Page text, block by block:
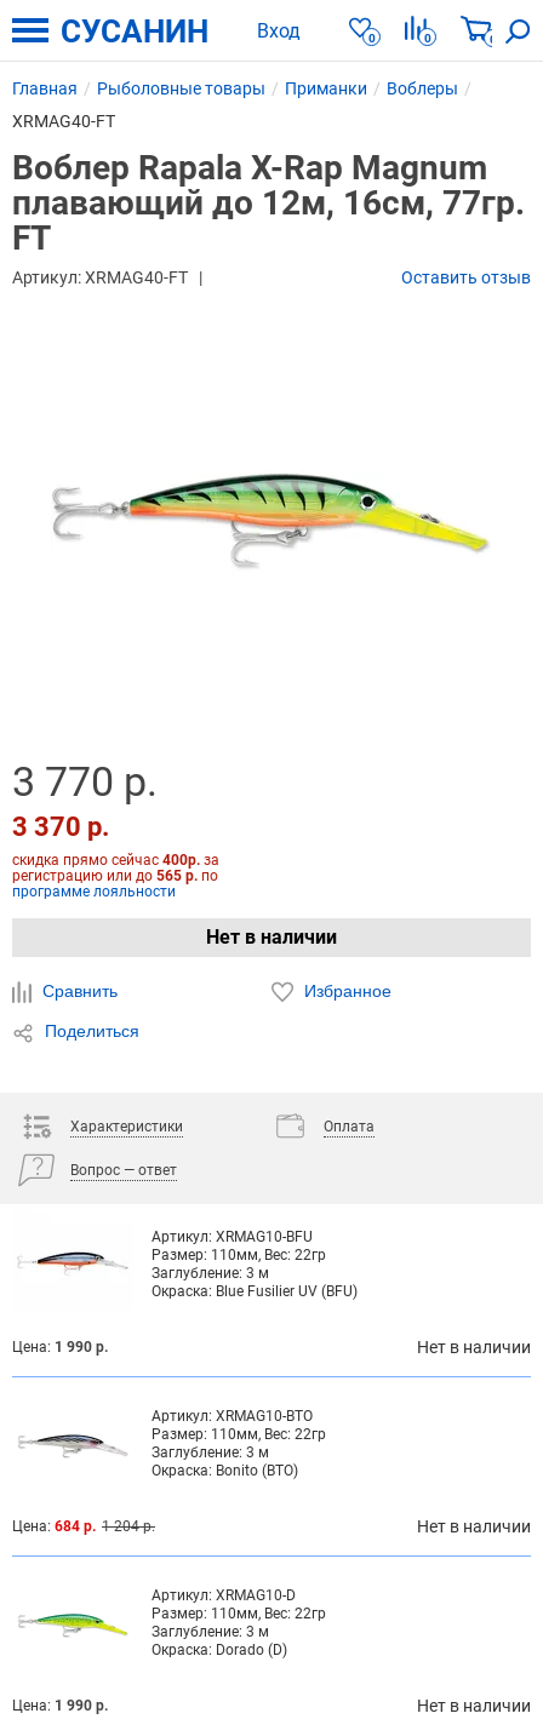
Вход 0 0 0
СУСАНИН
Главная Рыболовные товары Приманки
Воблеры
XRMAG40-FT
Воблер Rapala X-Rap Magnum
плавающий до 12м, 16см, 77гр.
FT
Артикул:XRMAG40-FT Оставить отзыв
3 770 р.
3 370 р.
скидка прямо сейчас 400р. за
регистрацию или до 565 р. по
программе лояльности
Нет в наличии
Сравнить Избранное
Поделиться
Характеристики Оплата
Вопрос — ответ
Артикул: XRMAG10-BFU
Размер: 110мм, Вес: 22гр
Заглубление: 3 м
Окраска: Blue Fusilier UV (BFU)
Цена: 1 990 р. Нет в наличии
Артикул: XRMAG10-BTO
Размер: 110мм, Вес: 22гр
Заглубление: 3 м
Окраска: Bonito (BTO)
Цена: 684 р. 1 204 р. Нет в наличии
Артикул: XRMAG10-D
Размер: 110мм, Вес: 22гр
Заглубление: 3 м
Окраска: Dorado (D)
Цена: 1 990 р. Нет в наличии